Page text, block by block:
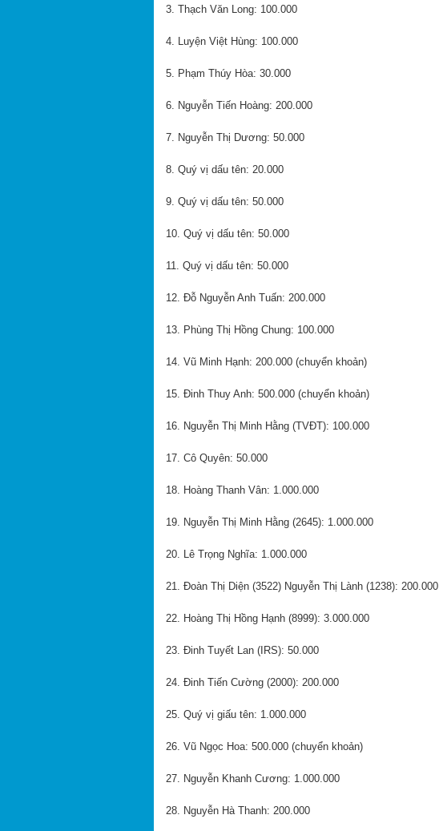
3. Thạch Văn Long: 100.000
4. Luyện Việt Hùng: 100.000
5. Phạm Thúy Hòa: 30.000
6. Nguyễn Tiến Hoàng: 200.000
7. Nguyễn Thị Dương: 50.000
8. Quý vị dấu tên: 20.000
9. Quý vị dấu tên: 50.000
10. Quý vị dấu tên: 50.000
11. Quý vị dấu tên: 50.000
12. Đỗ Nguyễn Anh Tuấn: 200.000
13. Phùng Thị Hồng Chung: 100.000
14. Vũ Minh Hạnh: 200.000 (chuyển khoản)
15. Đinh Thuy Anh: 500.000 (chuyển khoản)
16. Nguyễn Thị Minh Hằng (TVĐT): 100.000
17. Cô Quyên: 50.000
18. Hoàng Thanh Vân: 1.000.000
19. Nguyễn Thị Minh Hằng (2645): 1.000.000
20. Lê Trọng Nghĩa: 1.000.000
21. Đoàn Thị Diện (3522) Nguyễn Thị Lành (1238): 200.000
22. Hoàng Thị Hồng Hạnh (8999): 3.000.000
23. Đinh Tuyết Lan (IRS): 50.000
24. Đinh Tiến Cường (2000): 200.000
25. Quý vị giấu tên: 1.000.000
26. Vũ Ngọc Hoa: 500.000 (chuyển khoản)
27. Nguyễn Khanh Cương: 1.000.000
28. Nguyễn Hà Thanh: 200.000